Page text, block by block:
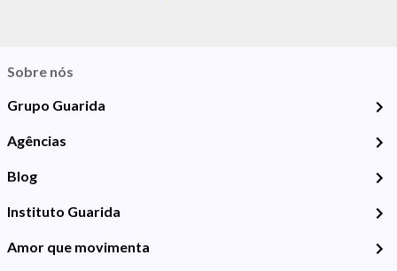
Sobre nós
Grupo Guarida
Agências
Blog
Instituto Guarida
Amor que movimenta